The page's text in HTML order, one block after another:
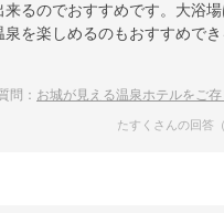
来るのでおすすめです。大浴
泉を楽しめるのもおすすめで
問： お城が見える温泉ホテルをご存じでし
たすくさんの回答